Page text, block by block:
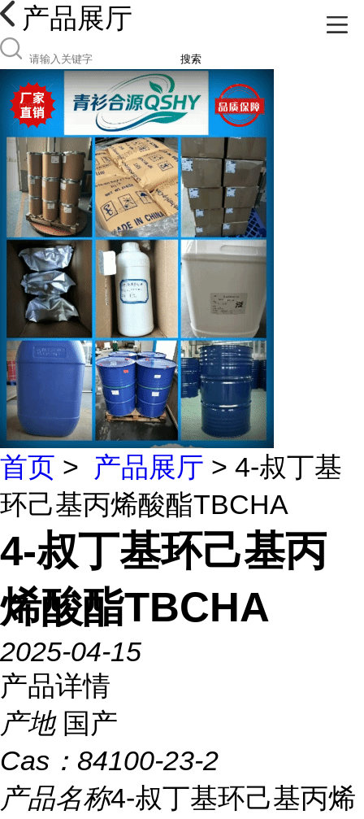
产品展厅
搜索
首页 > 产品展厅 > 4-叔丁基
环己基丙烯酸酯TBCHA
4-叔丁基环己基丙
烯酸酯TBCHA
2025-04-15
产品详情
产地 国产
Cas： 84100-23-2
产品名称4-叔丁基环己基丙烯